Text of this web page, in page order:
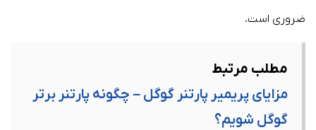
ضروری است.
مطلب مرتبط
مزایای پریمیر پارتنر گوگل – چگونه پارتنر برتر
گوگل شویم؟